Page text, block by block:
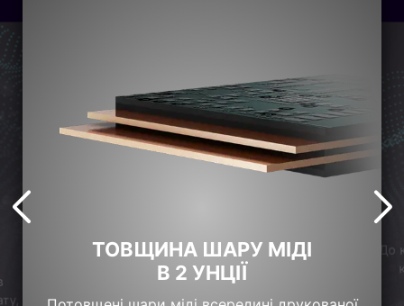
ТОВЩИНА ШАРУ МІДІ
В 2 УНЦІЇ
До